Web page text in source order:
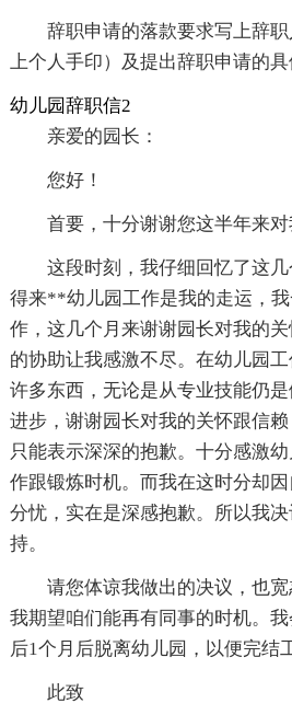
辞职申请的落款要求写上辞
上个人手印）及提出辞职申请的具
幼儿园辞职信2
亲爱的园长：
您好！
首要，十分谢谢您这半年来对
这段时刻，我仔细回忆了这
得来**幼儿园工作是我的走运，
作，这几个月来谢谢园长对我的
的协助让我感激不尽。在幼儿园
许多东西，无论是从专业技能仍
进步，谢谢园长对我的关怀跟信
只能表示深深的抱歉。十分感激
作跟锻炼时机。而我在这时分却
分忧，实在是深感抱歉。所以我
持。
请您体谅我做出的决议，也
我期望咱们能再有同事的时机。
后1个月后脱离幼儿园，以便完结
此致